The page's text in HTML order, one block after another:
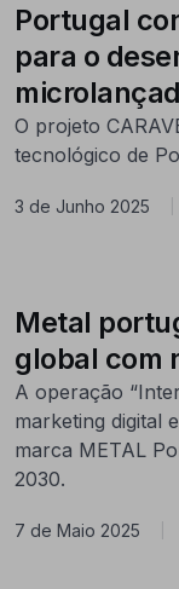
Portugal
para o
O projeto
tecnológico de
3 de Junho 2025
Metal
global com
A operação
marketing digital
marca METAL
2030.
7 de Maio 2025